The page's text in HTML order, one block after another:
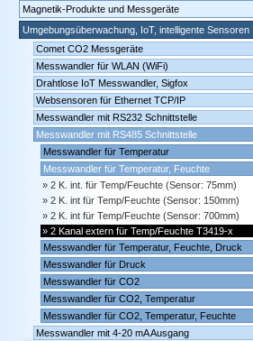
Magnetik-Produkte und Messgeräte
Umgebungsüberwachung, IoT, intelligente Sensoren
Comet CO2 Messgeräte
Messwandler für WLAN (WiFi)
Drahtlose IoT Messwandler, Sigfox
Websensoren für Ethernet TCP/IP
Messwandler mit RS232 Schnittstelle
Messwandler mit RS485 Schnittstelle
Messwandler für Temperatur
Messwandler für Temperatur, Feuchte
2 K. int. für Temp/Feuchte (Sensor: 75mm)
2 K. int für Temp/Feuchte (Sensor: 150mm)
2 K. int für Temp/Feuchte (Sensor: 700mm)
2 Kanal extern für Temp/Feuchte T3419-x
Messwandler für Temperatur, Feuchte, Druck
Messwandler für Druck
Messwandler für CO2
Messwandler für CO2, Temperatur
Messwandler für CO2, Temperatur, Feuchte
Messwandler mit 4-20 mA Ausgang